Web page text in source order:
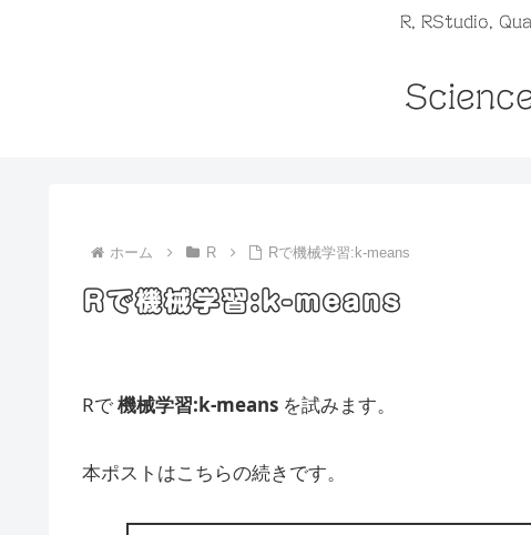
R, RStudio,
ホーム R Rで機械学習:k-means
Rで機械学習:k-means
Rで機械学習:k-means を試みます。
本ポストはこちらの続きです。